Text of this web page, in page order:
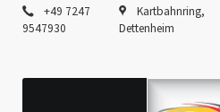
+49 7247
9547930
Kartbahnring,
Dettenheim